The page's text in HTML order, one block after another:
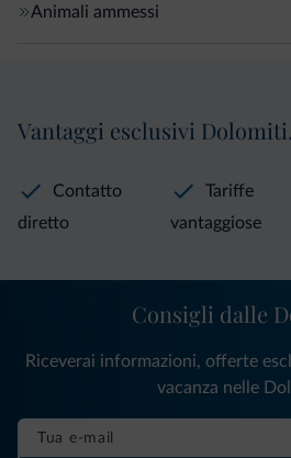
Animali ammessi
Vantaggi esclusivi
Contatto
diretto
Tariffe
vantaggiose
Consigli dalle
Riceverai informazioni, offerte
vacanza nelle